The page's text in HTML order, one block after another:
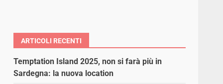
ARTICOLI RECENTI
Temptation Island 2025, non si farà più in
Sardegna: la nuova location